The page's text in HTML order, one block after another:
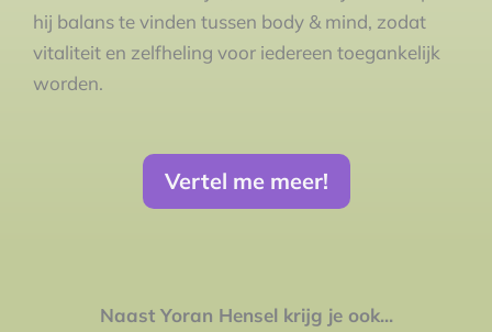
hij balans te vinden tussen body & mind, zodat
vitaliteit en zelfheling voor iedereen toegankelijk
worden.
Vertel me meer!
Naast Yoran Hensel krijg je ook...